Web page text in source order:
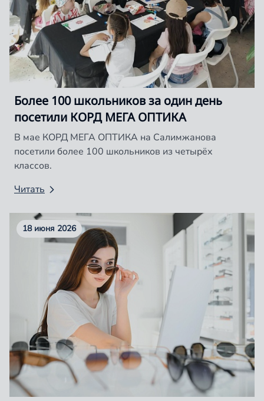
Более 100 школьников за один день
посетили КОРД МЕГА ОПТИКА
В мае КОРД МЕГА ОПТИКА на Салимжанова
посетили более 100 школьников из четырёх
классов.
Читать
18 июня 2026